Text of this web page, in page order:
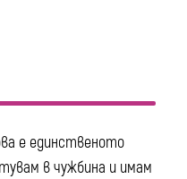
е единственото
в чужбина и имам